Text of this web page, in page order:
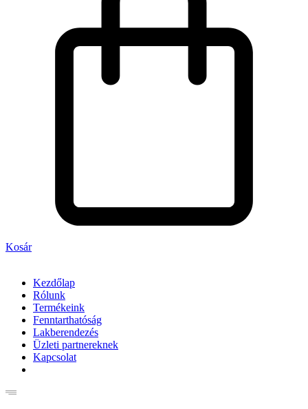
Kosár
Kezdőlap
Rólunk
Termékeink
Fenntarthatóság
Lakberendezés
Üzleti partnereknek
Kapcsolat